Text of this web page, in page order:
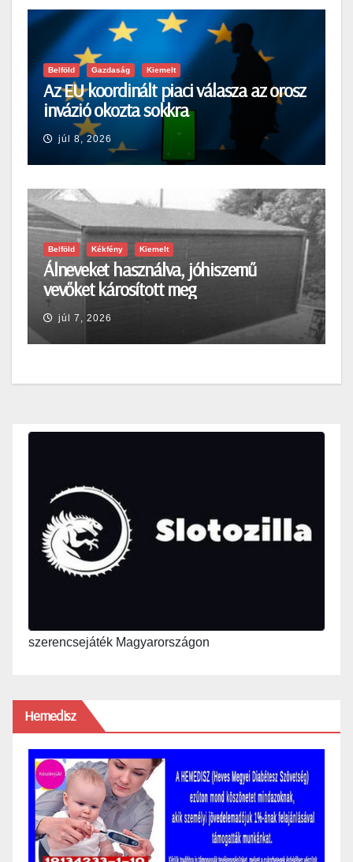
Belföld Gazdaság Kiemelt
Az EU koordinált piaci válasza az orosz
invázió okozta sokkra
júl 8, 2026
Belföld Kékfény Kiemelt
Álneveket használva, jóhiszemű
vevőket károsított meg
júl 7, 2026
szerencsejáték Magyarországon
Hemedisz